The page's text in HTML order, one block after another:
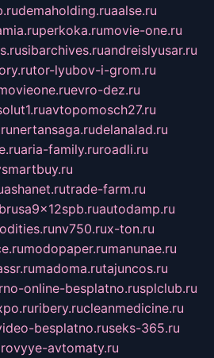
demaholding.ruaalse.ru
perkoka.rumovie-one.ru
sibarchives.ruandreislyusar.ru
tor-lyubov-i-grom.ru
evro-dez.ru
avtopomosch27.ru
nertansaga.rudelanalad.ru
aria-family.ruroadli.ru
ashanet.rutrade-farm.ru
autodamp.ru
nv750.rux-ton.ru
modopaper.rumanunae.ru
madoma.rutajuncos.ru
online-besplatno.rusplclub.ru
ribery.rucleanmedicine.ru
besplatno.ruseks-365.ru
avtomaty.ru